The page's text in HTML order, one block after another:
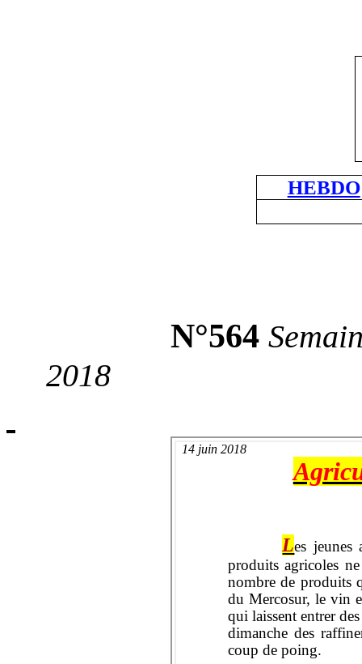
HEBDO
N°564
2018
14 juin2018
Les jeunes
produits agricoles
nombre de produits
du Mercosur, le vin
qui laissent entrer
dimanche des
coup de poing.